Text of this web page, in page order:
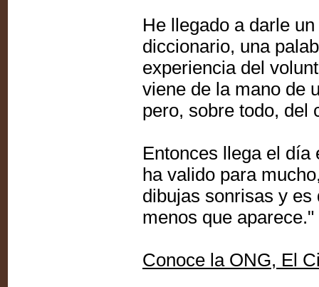
He llegado a darle
diccionario, una
experiencia del
viene de la mano de
pero, sobre todo, del
Entonces llega el día
ha valido para
dibujas sonrisas y es
menos que aparece."
Conoce la ONG, El